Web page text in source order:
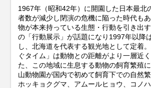
1967年（昭和42年）に開園した日本最北
者数が減少し閉演の危機に陥った時代も
物が本来持っている生態・行動を引き出
の「行動展示」が話題になり1997年以降
し、北海道を代表する観光地として定着
ぐタイム」は動物との距離がより一層近
た、この地域に生息する動物の飼育繁殖
山動物園が国内で初めて飼育下での自然
ホッキョクグマ、アムールヒョウ、コノ